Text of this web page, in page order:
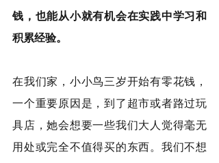
钱，也能从小就有机会在实践中学习和
积累经验。
在我们家，小小鸟三岁开始有零花钱，
一个重要原因是，到了超市或者路过玩
具店，她会想要一些我们大人觉得毫无
用处或完全不值得买的东西。我们不想